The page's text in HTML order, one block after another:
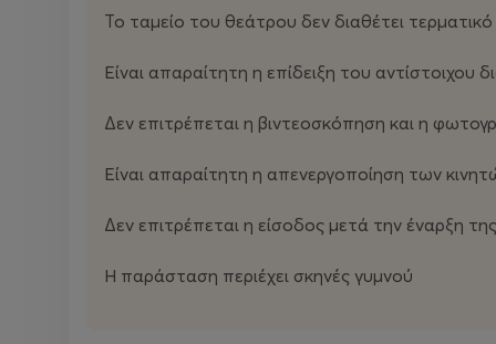
μετανθρωπιστικές θεωρίες και εστιάζει στο
σύγχρονου χορού και επικεντρώνεται στις
Το ταμείο του θεάτρου δεν διαθέτει τερματικό
Είναι απαραίτητη η επίδειξη του αντίστοιχου
Δεν επιτρέπεται η βιντεοσκόπηση και η
Είναι απαραίτητη η απενεργοποίηση των
Δεν επιτρέπεται η είσοδος μετά την έναρξη
Η παράσταση περιέχει σκηνές γυμνού